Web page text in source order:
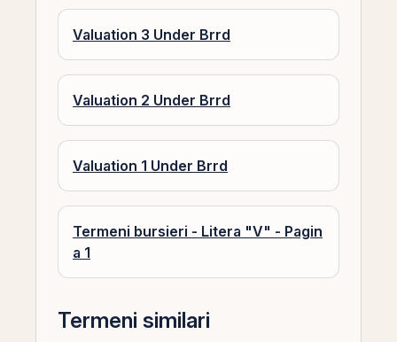
Valuation 3 Under Brrd
Valuation 2 Under Brrd
Valuation 1 Under Brrd
Termeni bursieri - Litera "V" - Pagin
a 1
Termeni similari